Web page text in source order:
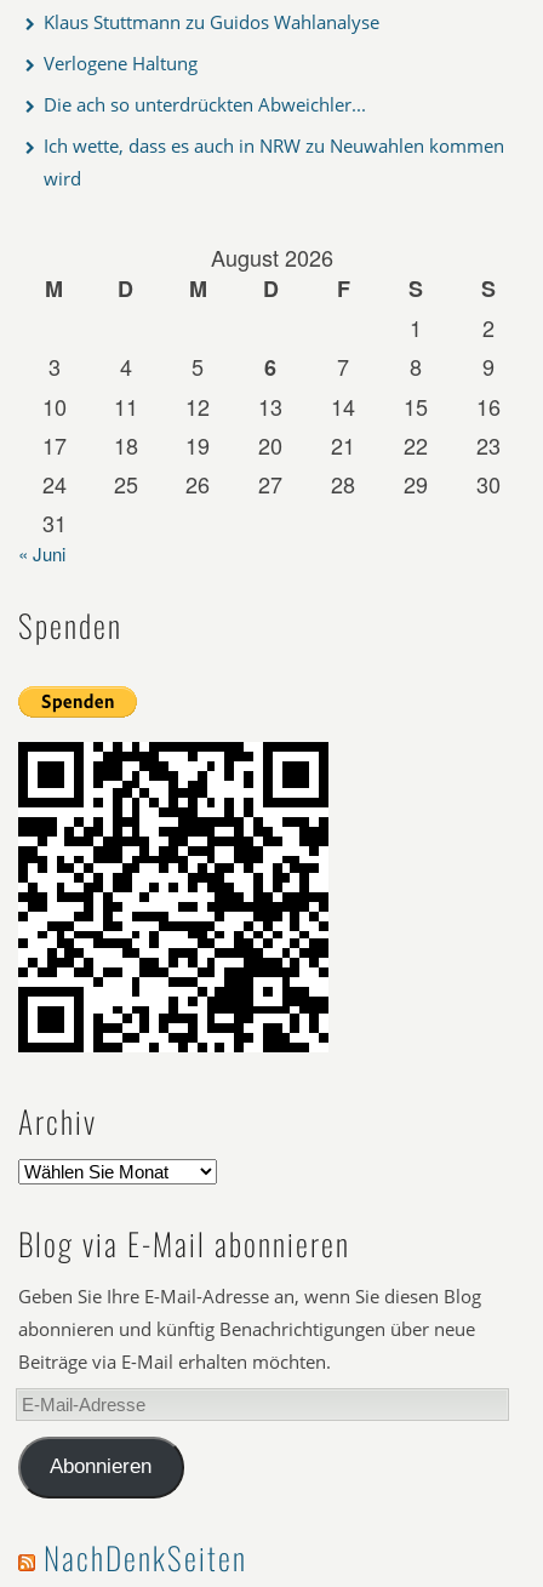
Klaus Stuttmann zu Guidos Wahlanalyse
Verlogene Haltung
Die ach so unterdrückten Abweichler...
Ich wette, dass es auch in NRW zu Neuwahlen kommen
wird
August 2026
M
D M D F S
S
1
2
3
4 5 6 7 8
9
10
11 12 13 14 15
16
17
18 19 20 21 22
23
24
25 26 27 28 29
30
31
« Juni
Spenden
Archiv
Blog via E-Mail abonnieren
Geben Sie Ihre E-Mail-Adresse an, wenn Sie diesen Blog
abonnieren und künftig Benachrichtigungen über neue
Beiträge via E-Mail erhalten möchten.
E-
Mail-
AdresseAbonnieren
NachDenkSeiten